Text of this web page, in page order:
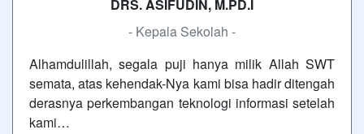
DRS. ASIFUDIN, M.PD.I
- Kepala Sekolah -
Alhamdulillah, segala puji hanya milik Allah SWT
semata, atas kehendak-Nya kami bisa hadir ditengah
derasnya perkembangan teknologi informasi setelah
kami…